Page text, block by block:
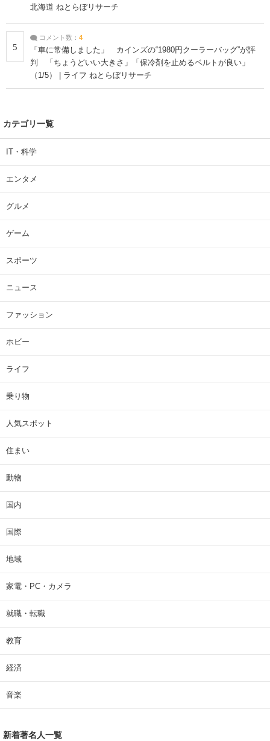
北海道 ねとらぼリサーチ
5
コメント数： 4
「車に常備しました」 カインズの“1980円クーラーバッグ”が評
判 「ちょうどいい大きさ」「保冷剤を止めるベルトが良い」
（1/5） | ライフ ねとらぼリサーチ
カテゴリ一覧
IT・科学
エンタメ
グルメ
ゲーム
スポーツ
ニュース
ファッション
ホビー
ライフ
乗り物
人気スポット
住まい
動物
国内
国際
地域
家電・PC・カメラ
就職・転職
教育
経済
音楽
新着著名人一覧